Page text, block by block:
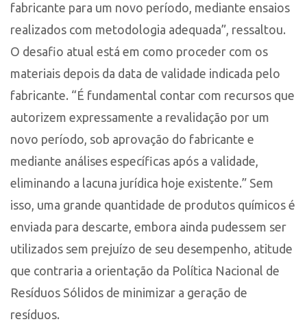
fabricante para um novo período, mediante ensaios
realizados com metodologia adequada”, ressaltou.
O desafio atual está em como proceder com os
materiais depois da data de validade indicada pelo
fabricante. “É fundamental contar com recursos que
autorizem expressamente a revalidação por um
novo período, sob aprovação do fabricante e
mediante análises específicas após a validade,
eliminando a lacuna jurídica hoje existente.” Sem
isso, uma grande quantidade de produtos químicos é
enviada para descarte, embora ainda pudessem ser
utilizados sem prejuízo de seu desempenho, atitude
que contraria a orientação da Política Nacional de
Resíduos Sólidos de minimizar a geração de
resíduos.